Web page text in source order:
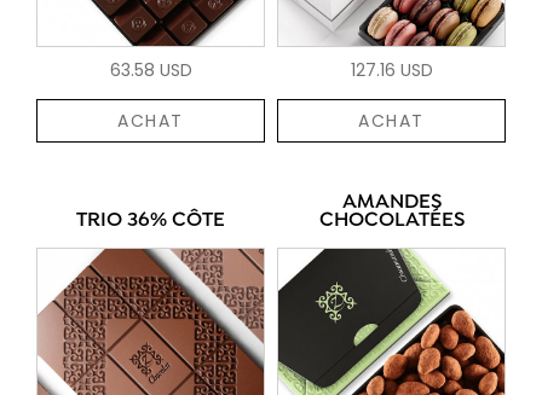
63.58 USD
ACHAT
127.16 USD
ACHAT
TRIO 36% CÔTE
AMANDES
CHOCOLATÉES